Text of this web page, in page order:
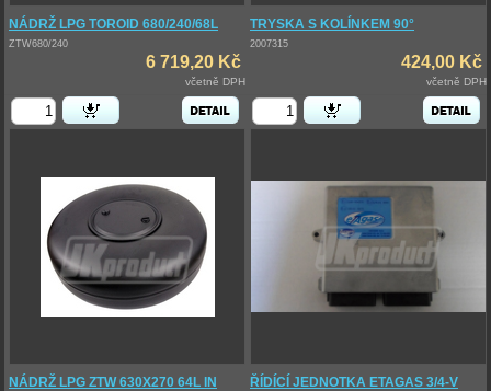
NÁDRŽ LPG TOROID 680/240/68L
ZTW680/240
6 719,20 Kč
včetně DPH
TRYSKA S KOLÍNKEM 90°
2007315
424,00 Kč
včetně DPH
NÁDRŽ LPG ZTW 630X270 64L IN ŘÍDÍCÍ JEDNOTKA ETAGAS 3/4-V